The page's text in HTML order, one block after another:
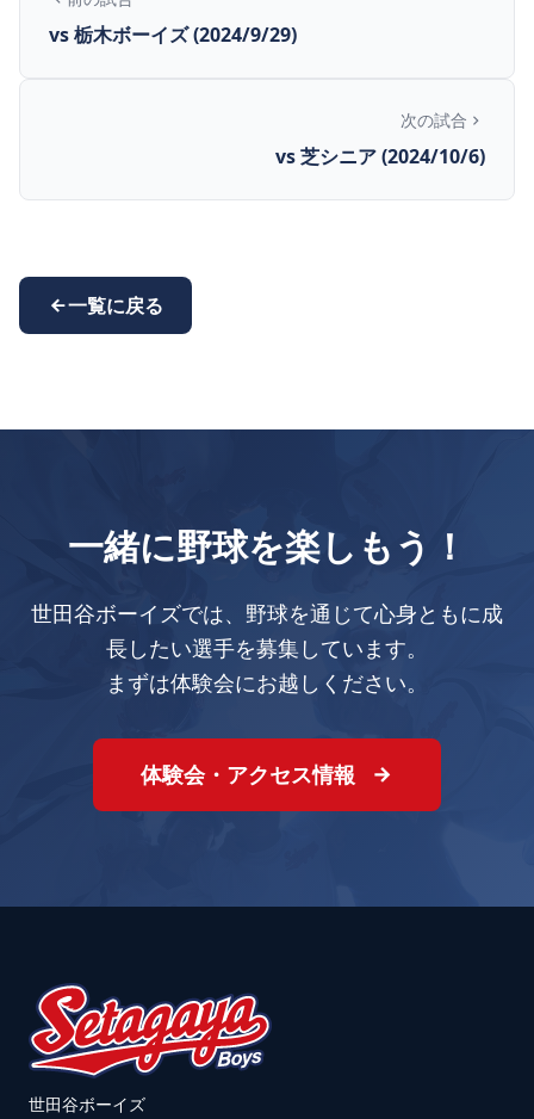
vs 栃木ボーイズ (2024/9/29)
次の試合
vs 芝シニア (2024/10/6)
一覧に戻る
一緒に野球を楽しもう！
世田谷ボーイズでは、野球を通じて心身ともに成
長したい選手を募集しています。
まずは体験会にお越しください。
体験会・アクセス情報
世田谷ボーイズ